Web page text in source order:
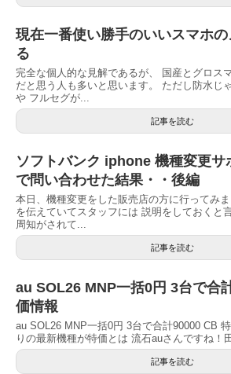
現在一番使い勝手のいいスマホの
る
完全な個人的な見解であるが、 国産とグロス
だと思う人も多いと思います。 ただし防水じ
や フルセグが...
記事を読む
ソフトバンク iphone 機種変更サ
で問い合わせた結果・・後編
本日、機種変更をした販売店の方に行ってみ
を伝えていてスタッフには 説明をしておくと
周知がされて...
記事を読む
au SOL26 MNP一括0円 3台で合
価情報
au SOL26 MNP一括0円 3台で合計90000 CB
りの最新機種が特価とは 流石auさんですね！
記事を読む